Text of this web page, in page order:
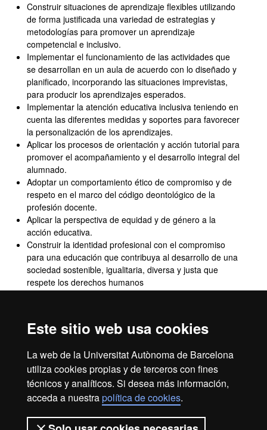
Este sitio web usa cookies
La web de la Universitat Autònoma de Barcelona
utiliza cookies propias y de terceros con fines
técnicos y analíticos. Si desea más información,
acceda a nuestrapolítica de cookies.
Construir situaciones de aprendizaje flexibles utilizando
de forma justificada una variedad de estrategias y
metodologías para promover un aprendizaje
competencial e inclusivo.
Implementar el funcionamiento de las actividades que
se desarrollan en un aula de acuerdo con lo diseñado y
planificado, incorporando las situaciones imprevistas,
para producir los aprendizajes esperados.
Implementar la atención educativa inclusiva teniendo en
cuenta las diferentes medidas y soportes para favorecer
la personalización de los aprendizajes.
Aplicar los procesos de orientación y acción tutorial para
promover el acompañamiento y el desarrollo integral del
alumnado.
Adoptar un comportamiento ético de compromiso y de
respeto en el marco del código deontológico de la
profesión docente.
Aplicar la perspectiva de equidad y de género a la
acción educativa.
Construir la identidad profesional con el compromiso
para una educación que contribuya al desarrollo de una
sociedad sostenible, igualitaria, diversa y justa que
respete los derechos humanos
Trabajar en equipo de forma cooperativa para la co-
conjuntas.